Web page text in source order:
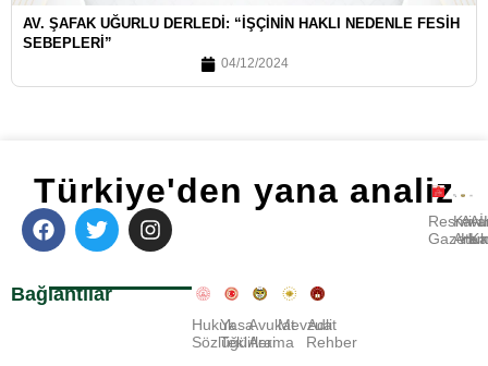
AV. ŞAFAK UĞURLU DERLEDI: “İŞÇININ HAKLI NEDENLE FESIH
SEBEPLERI”
04/12/2024
Türkiye'den yana analiz
Bağlantılar
Hukuk
Sözlüğü
Yasa
Teklifleri
Avukat
Arama
Mevzuat
Adli
Rehber
Resmi
Gazete